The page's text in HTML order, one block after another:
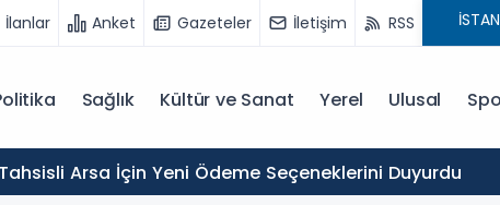
İlanlar Anket Gazeteler İletişim RSS
Sağlık Kültür ve Sanat Yerel Ulusal
Arsa İçin Yeni Ödeme Seçeneklerini Duyurdu